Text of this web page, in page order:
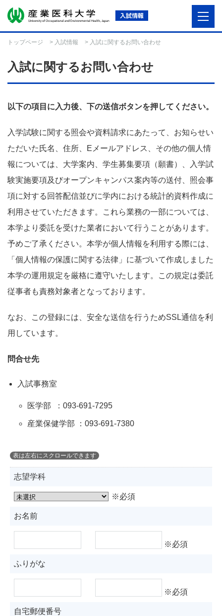
トップページ > 入試情報 > 入試に関するお問い合わせ
入試に関するお問い合わせ
以下の項目に入力後、下の送信ボタンを押してください。
入学試験に関する照会や資料請求にあたって、お知らせい
ただいた氏名、住所、Eメールアドレス、その他の個人情
報については、大学案内、学生募集要項（願書）、入学試
験実施要項及びオープンキャンパス案内等の送付、照会事
項に対する回答配信並びに学内における統計的資料作成に
利用させていただきます。これら業務の一部については、
本学より委託を受けた業者において行うことがあります。
予めご了承ください。本学が個人情報を利用する際には、
「個人情報の保護に関する法律」に基づいて作成しました
本学の運用規定を厳格に遵守いたします。この規定は委託
従事者も責務対象者となっております。
なお、この登録には、安全な送信を行うためSSL通信を利
用しています。
問合せ先
入試事務室
医学部 ：093-691-7295
産業保健学部 ：093-691-7380
志望学科
※必須
お名前
※必須
ふりがな
※必須
自宅郵便番号